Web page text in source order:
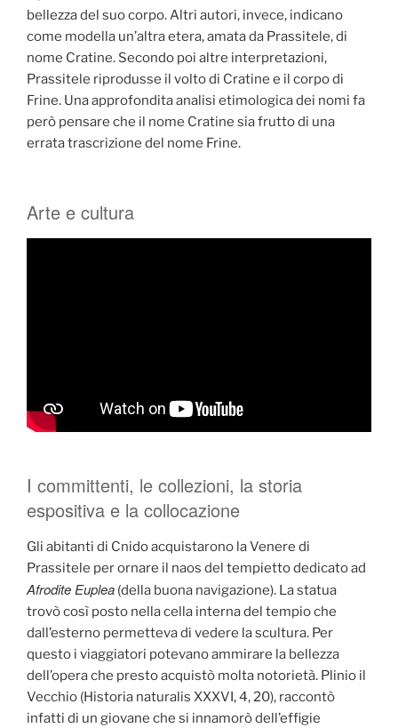
bellezza del suo corpo. Altri autori, invece, indicano
come modella un’altra etera, amata da Prassitele, di
nome Cratine. Secondo poi altre interpretazioni,
Prassitele riprodusse il volto di Cratine e il corpo di
Frine. Una approfondita analisi etimologica dei nomi fa
però pensare che il nome Cratine sia frutto di una
errata trascrizione del nome Frine.
Arte e cultura
I committenti, le collezioni, la storia
espositiva e la collocazione
Gli abitanti di Cnido acquistarono la Venere di
Prassitele per ornare il naos del tempietto dedicato ad
Afrodite Euplea (della buona navigazione). La statua
trovò così posto nella cella interna del tempio che
dall’esterno permetteva di vedere la scultura. Per
questo i viaggiatori potevano ammirare la bellezza
dell’opera che presto acquistò molta notorietà. Plinio il
Vecchio (Historia naturalis XXXVI, 4, 20), raccontò
infatti di un giovane che si innamorò dell’effigie